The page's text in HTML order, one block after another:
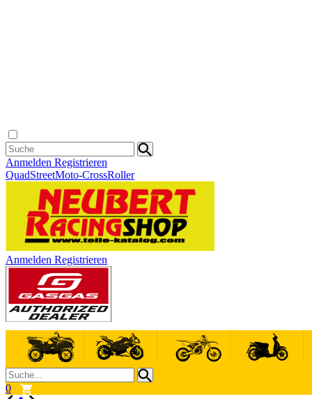
Anmelden Registrieren
QuadStreetMoto-CrossRoller
Anmelden Registrieren
0